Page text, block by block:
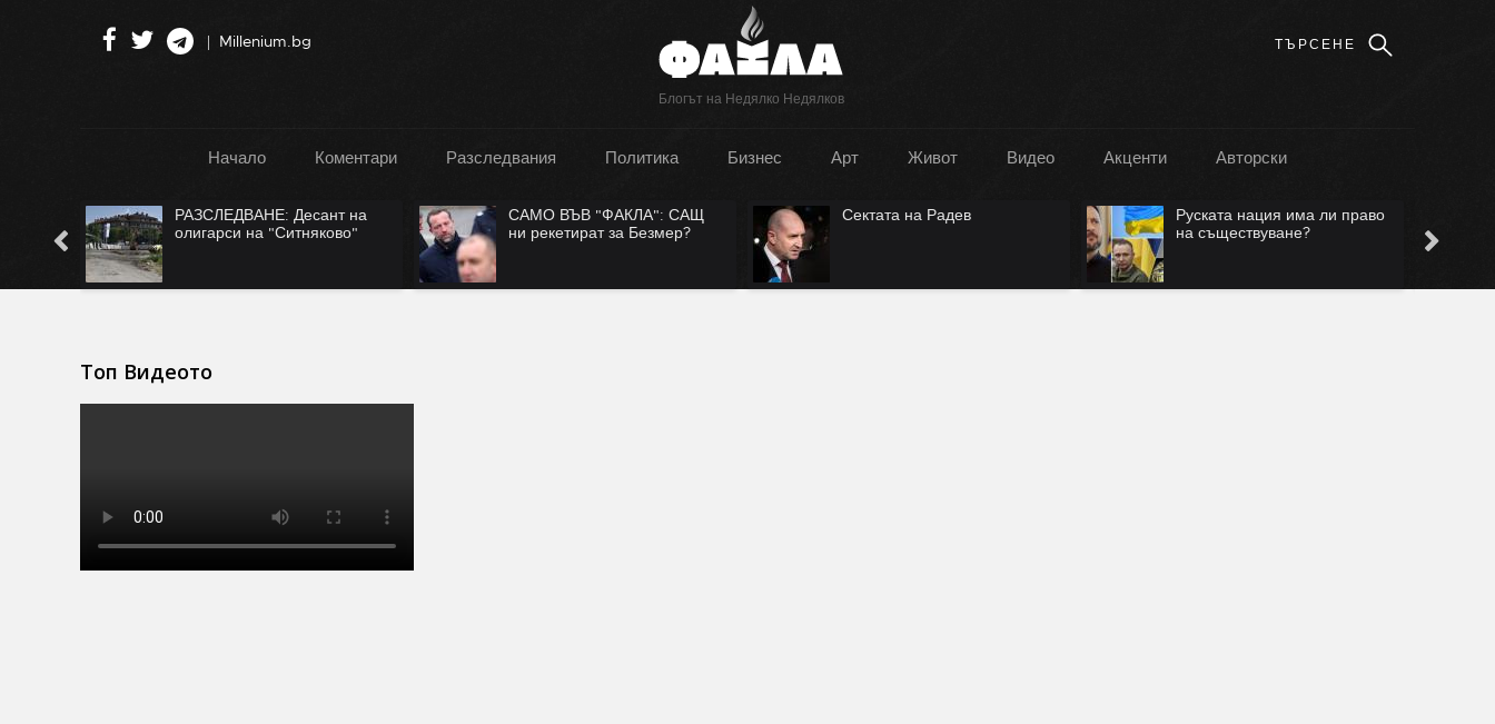
Блогът на Недялко Недялков
Millenium.bg
Начало Коментари Разследвания Политика Бизнес Арт Живот Видео Акценти Авторски
РАЗСЛЕДВАНЕ: Десант на
олигарси на "Ситняково"
САМО ВЪВ "ФАКЛА": САЩ
ни рекетират за Безмер?
Сектата на Радев
Руската нация има ли право
на съществуване?
Топ Видеото